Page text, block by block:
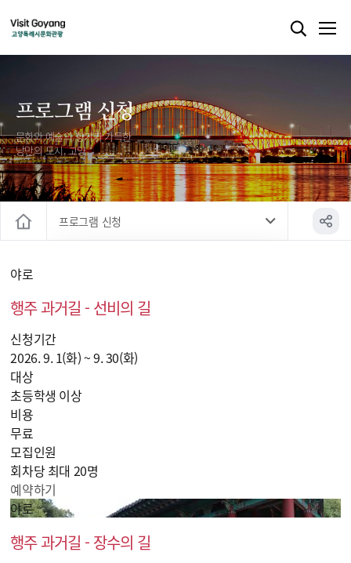
프로그램 신청
문화와 예술의 향기가 가득한
낭만의 도시, 고양
프로그램 신청
야로
행주 과거길 - 선비의 길
신청기간
2026. 9. 1(화) ~ 9. 30(화)
대상
초등학생 이상
비용
무료
모집인원
회차당 최대 20명
예약하기
야로
행주 과거길 - 장수의 길